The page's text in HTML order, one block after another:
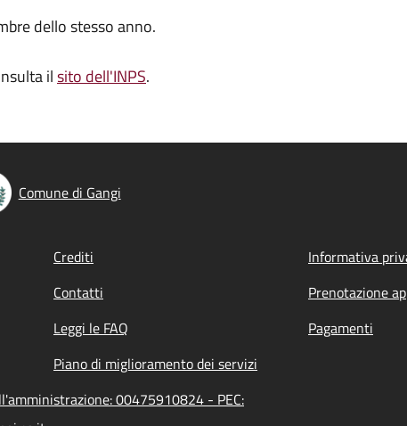
dello stesso anno.
ilsito dell'INPS.
Comune di Gangi
Crediti Informativa
Contatti Prenotazione
Leggi le FAQ Pagamenti
Piano di miglioramento dei servizi
00475910824 - PEC: